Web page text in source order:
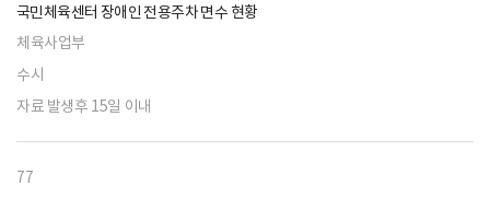
국민체육센터 장애인 전용주차 면수 현황
체육사업부
수시
자료 발생후 15일 이내
77